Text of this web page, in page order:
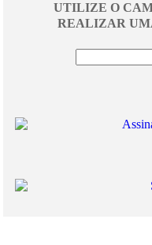
UTILIZE O
REALIZAR